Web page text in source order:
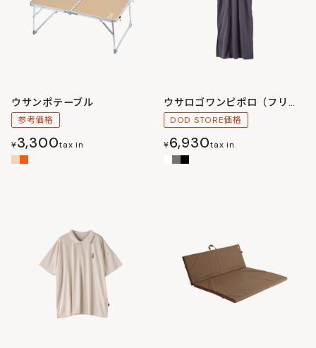
ウサンポテーブル
参考価格
¥3,300tax in
ウサロゴワンピポロ（フリーサイズ）
DOD STORE価格
¥6,930tax in